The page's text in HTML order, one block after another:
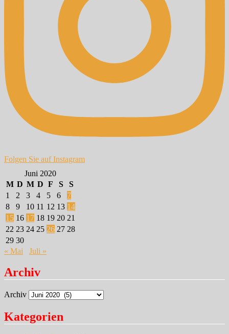
Folgen Sie auf Instagram
Juni 2020
M D M D F S
S
1
2 3 4 5 6
7
8
9 10 11 12 13 14
15 16 17 18 19 20 21
22 23 24 25 26 27 28
29 30
« Mai
Juli »
Archiv
Archiv
Kategorien